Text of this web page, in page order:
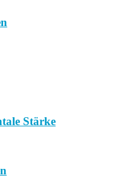
Stärke